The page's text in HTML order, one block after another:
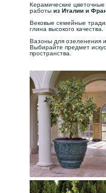
Керамические
работы из Италии и
Вековые семейные
глина высокого качества.
Вазоны для озеленения
Выбирайте предмет
пространства.